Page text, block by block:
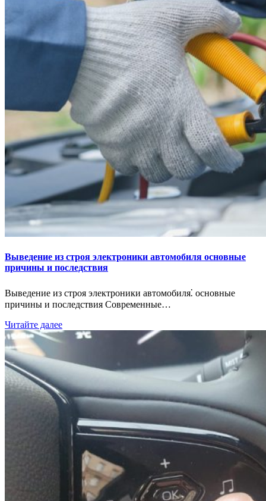
Выведение из строя электроники автомобиля основные
причины и последствия
Выведение из строя электроники автомобиля⁚ основные
причины и последствия Современные…
Читайте далее